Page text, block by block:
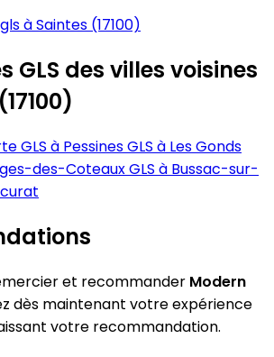
à Saintes (17100)
GLS des villes voisines
GLS à PessinesGLS à Les Gonds
des-CoteauxGLS à Bussac-sur-
et recommander Modern
dès maintenant votre expérience
votre recommandation.